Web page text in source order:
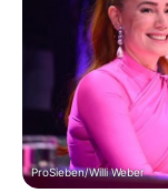
ProSieben/Willi Weber